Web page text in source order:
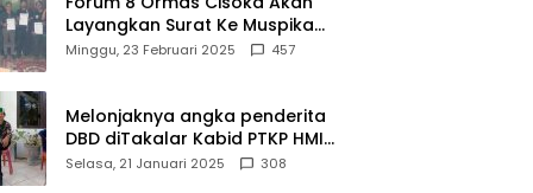
Layangkan Surat Ke Muspika
Atas Adanya Kantor Matel di
Minggu, 23 Februari 2025 457
Melonjaknya angka penderita
DBD diTakalar Kabid PTKP HMI
Cab.Takalar angkat bicara
Selasa, 21 Januari 2025 308